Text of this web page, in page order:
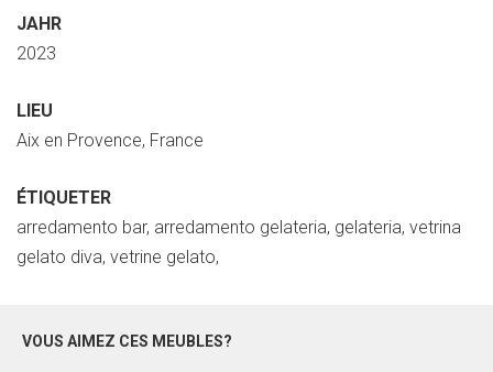
JAHR
2023
LIEU
Aix en Provence, France
ÉTIQUETER
arredamento bar, arredamento gelateria, gelateria, vetrina
gelato diva, vetrine gelato,
VOUS AIMEZ CES MEUBLES?